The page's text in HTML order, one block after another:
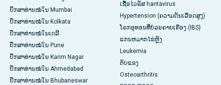
ປຶກສາທ່ານໝໍໃນ Mumbai
ປຶກສາທ່ານໝໍໃນ Kolkata
ປຶກສາທ່ານໝໍໃນເດລີ
ປຶກສາທ່ານໝໍໃນ Pune
ປຶກສາທ່ານໝໍໃນ Karim Nagar
ປຶກສາທ່ານໝໍໃນ Ahmedabad
ປຶກສາທ່ານໝໍໃນ Bhubaneswar
ເຊື້ອໄວຣັສ hantavirus
Hypertension (ຄວາມດັນເລືອດສູງ)
ໂຣກອຸທອນທີ່ບໍ່ລະຄາຍເຄືອງ (IBS)
ແກນ​ຫມາກ​ໄຂ່​ຫຼັງ
Leukemia
ຕັບແຂງ
Osteoarthritis